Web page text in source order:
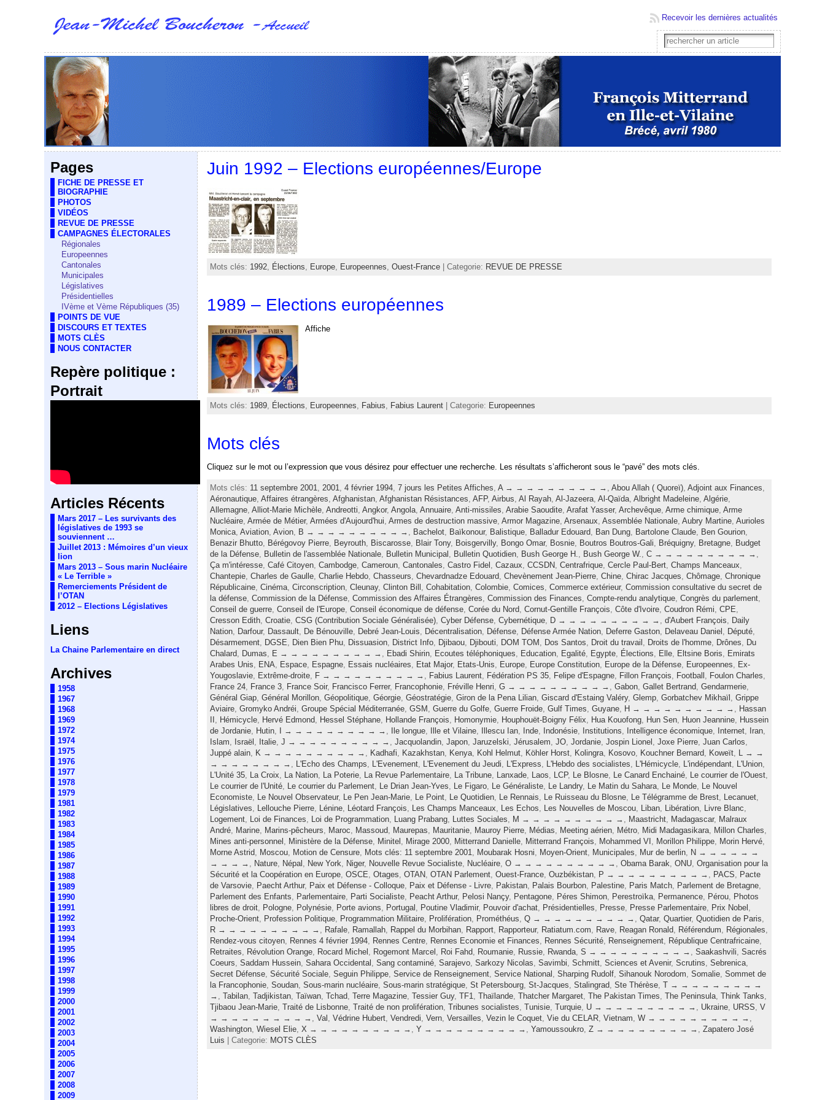
Recevoir les dernières actualités
Pages
FICHE DE PRESSE ET
BIOGRAPHIE
PHOTOS
VIDÉOS
REVUE DE PRESSE
CAMPAGNES ÉLECTORALES
Régionales
Europeennes
Cantonales
Municipales
Législatives
Présidentielles
IVème et Vème Républiques (35)
POINTS DE VUE
DISCOURS ET TEXTES
MOTS CLÈS
NOUS CONTACTER
Repère politique :
Portrait
Articles Récents
Mars 2017 – Les survivants des
législatives de 1993 se
souviennent …
Juillet 2013 : Mémoires d’un vieux
lion
Mars 2013 – Sous marin Nucléaire
« Le Terrible »
Remerciements Président de
l’OTAN
2012 – Elections Législatives
Liens
La Chaine Parlementaire en direct
Archives
1958
1967
1968
1969
1972
1974
1975
1976
1977
1978
1979
1981
1982
1983
1984
1985
1986
1987
1988
1989
1990
1991
1992
1993
1994
1995
1996
1997
1998
1999
2000
2001
2002
2003
2004
2005
2006
2007
2008
2009
Juin 1992 – Elections européennes/Europe
Mots clés: 1992 Élections Europe Europeennes Ouest-France | Categorie: REVUE DE PRESSE
1989 – Elections européennes
Affiche
Mots clés: 1989 Élections Europeennes Fabius Fabius Laurent | Categorie: Europeennes
Mots clés
Cliquez sur le mot ou l’expression que vous désirez pour effectuer une recherche. Les résultats s’afficheront sous le “pavé” des mots clés.
Mots clés: 11 septembre 2001, 2001, 4 février 1994, 7 jours les Petites Affiches, A → → → → → → → → → → , Abou Allah ( Quoreï), Adjoint aux Finances,
Aéronautique, Affaires étrangères, Afghanistan, Afghanistan Résistances, AFP, Airbus, Al Rayah, Al-Jazeera, Al-Qaïda, Albright Madeleine, Algérie,
Allemagne, Alliot-Marie Michèle, Andreotti, Angkor, Angola, Annuaire, Anti-missiles, Arabie Saoudite, Arafat Yasser, Archevêque, Arme chimique, Arme
Nucléaire, Armée de Métier, Armées d'Aujourd'hui, Armes de destruction massive, Armor Magazine, Arsenaux, Assemblée Nationale, Aubry Martine, Aurioles
Monica, Aviation, Avion, B → → → → → → → → → → , Bachelot, Baïkonour, Balistique, Balladur Edouard, Ban Dung, Bartolone Claude, Ben Gourion,
Benazir Bhutto, Bérégovoy Pierre, Beyrouth, Biscarosse, Blair Tony, Boisgervilly, Bongo Omar, Bosnie, Boutros Boutros-Gali, Bréquigny, Bretagne, Budget
de la Défense, Bulletin de l'assemblée Nationale, Bulletin Municipal , Bulletin Quotidien, Bush George H., Bush George W., C → → → → → → → → → → ,
Ça m'intéresse, Café Citoyen, Cambodge, Cameroun, Cantonales, Castro Fidel , Cazaux, CCSDN, Centrafrique, Cercle Paul-Bert, Champs Manceaux,
Chantepie, Charles de Gaulle, Charlie Hebdo, Chasseurs, Chevardnadze Edouard, Chevènement Jean-Pierre, Chine, Chirac Jacques, Chômage, Chronique
Républicaine, Cinéma, Circonscription, Cleunay, Clinton Bill , Cohabitation, Colombie, Comices, Commerce extérieur, Commission consultative du secret de
la défense, Commission de la Défense, Commission des Affaires Étrangères, Commission des Finances, Compte-rendu analytique, Congrès du parlement,
Conseil de guerre, Conseil de l'Europe, Conseil économique de défense, Corée du Nord, Cornut-Gentille François, Côte d'Ivoire, Coudron Rémi, CPE,
Cresson Edith, Croatie, CSG (Contribution Sociale Généralisée), Cyber Défense, Cybernétique, D → → → → → → → → → → , d'Aubert François, Daily
Nation, Darfour, Dassault, De Bénouville, Debré Jean-Louis, Décentralisation, Défense, Défense Armée Nation, Deferre Gaston, Delaveau Daniel , Député,
Désarmement, DGSE, Dien Bien Phu, Dissuasion, District Info, Djibaou, Djibouti, DOM TOM , Dos Santos, Droit du travail , Droits de l'homme, Drônes, Du
Chalard, Dumas, E → → → → → → → → → → , Ebadi Shirin, Ecoutes téléphoniques, Education, Egalité, Egypte, Élections, Elle, Eltsine Boris, Emirats
Arabes Unis, ENA, Espace, Espagne, Essais nucléaires, Etat Major, Etats-Unis, Europe, Europe Constitution, Europe de la Défense, Europeennes, Ex-
Yougoslavie, Extrême-droite, F → → → → → → → → → → , Fabius Laurent, Fédération PS 35, Felipe d'Espagne, Fillon François, Football , Foulon Charles,
France 24, France 3, France Soir, Francisco Ferrer, Francophonie, Fréville Henri, G → → → → → → → → → → , Gabon, Gallet Bertrand, Gendarmerie,
Général Giap, Général Morillon, Géopolitique, Géorgie, Géostratégie, Giron de la Pena Lilian, Giscard d'Estaing Valéry, Glemp, Gorbatchev Mikhaïl , Grippe
Aviaire, Gromyko Andréi, Groupe Spécial Méditerranée, GSM , Guerre du Golfe, Guerre Froide, Gulf Times, Guyane, H → → → → → → → → → → , Hassan
, Hémicycle, Hervé Edmond, Hessel Stéphane, Hollande François, Homonymie, Houphouët-Boigny Félix, Hua Kouofong, Hun Sen, Huon Jeannine, Hussein
de Jordanie, Hutin, I → → → → → → → → → → , Ile longue, Ille et Vilaine, Illescu Ian, Inde, Indonésie, Institutions, Intelligence économique, Internet, Iran,
Islam, Israël , Italie, J → → → → → → → → → → , Jacquolandin, Japon, Jaruzelski, Jérusalem, JO, Jordanie, Jospin Lionel , Joxe Pierre, Juan Carlos,
Juppé alain, K → → → → → → → → → → , Kadhafi, Kazakhstan, Kenya, Kohl Helmut, Köhler Horst, Kolingra, Kosovo, Kouchner Bernard, Koweït, L → →
→ → → → → → → → , L'Echo des Champs, L'Evenement, L'Evenement du Jeudi, L'Express, L'Hebdo des socialistes, L'Hémicycle, L'indépendant, L'Union,
L'Unité 35, La Croix, La Nation, La Poterie, La Revue Parlementaire, La Tribune, Lanxade, Laos, LCP, Le Blosne, Le Canard Enchainé, Le courrier de l'Ouest,
Le courrier de l'Unité, Le courrier du Parlement, Le Drian Jean-Yves, Le Figaro, Le Généraliste, Le Landry, Le Matin du Sahara, Le Monde, Le Nouvel
Economiste, Le Nouvel Observateur, Le Pen Jean-Marie, Le Point, Le Quotidien, Le Rennais, Le Ruisseau du Blosne, Le Télégramme de Brest, Lecanuet,
Législatives, Lellouche Pierre, Lénine, Léotard François, Les Champs Manceaux, Les Echos, Les Nouvelles de Moscou, Liban, Libération, Livre Blanc,
Logement, Loi de Finances, Loi de Programmation, Luang Prabang, Luttes Sociales, M → → → → → → → → → → , Maastricht, Madagascar, Malraux
André, Marine, Marins-pêcheurs, Maroc, Massoud, Maurepas, Mauritanie, Mauroy Pierre, Médias, Meeting aérien, Métro, Midi Madagasikara, Millon Charles,
Mines anti-personnel , Ministère de la Défense, Minitel , Mirage 2000, Mitterrand Danielle, Mitterrand François, Mohammed VI , Morillon Philippe, Morin Hervé,
Morne Astrid, Moscou, Motion de Censure, Mots clés: 11 septembre 2001, Moubarak Hosni, Moyen-Orient, Municipales, Mur de berlin, N → → → → → →
→ → → → , Nature, Népal , New York, Niger, Nouvelle Revue Socialiste, Nucléaire, O → → → → → → → → → → , Obama Barak, ONU, Organisation pour la
Sécurité et la Coopération en Europe, OSCE, Otages, OTAN, OTAN Parlement, Ouest-France, Ouzbékistan, P → → → → → → → → → → , PACS, Pacte
de Varsovie, Paecht Arthur, Paix et Défense - Colloque, Paix et Défense - Livre, Pakistan, Palais Bourbon, Palestine, Paris Match, Parlement de Bretagne,
Parlement des Enfants, Parlementaire, Parti Socialiste, Peacht Arthur, Pelosi Nançy, Pentagone, Péres Shimon, Perestroïka, Permanence, Pérou, Photos
libres de droit, Pologne, Polynésie, Porte avions, Portugal , Poutine Vladimir, Pouvoir d'achat, Présidentielles, Presse, Presse Parlementaire, Prix Nobel ,
Proche-Orient, Profession Politique, Programmation Militaire, Prolifération, Prométhéus, Q → → → → → → → → → → , Qatar, Quartier, Quotidien de Paris,
R → → → → → → → → → → , Rafale, Ramallah, Rappel du Morbihan, Rapport, Rapporteur, Ratiatum.com, Rave, Reagan Ronald, Référendum, Régionales,
Rendez-vous citoyen, Rennes 4 février 1994, Rennes Centre, Rennes Economie et Finances, Rennes Sécurité, Renseignement, République Centrafricaine,
Retraites, Révolution Orange, Rocard Michel , Rogemont Marcel , Roi Fahd, Roumanie, Russie, Rwanda, S → → → → → → → → → → , Saakashvili, Sacrés
Coeurs, Saddam Hussein, Sahara Occidental , Sang contaminé, Sarajevo, Sarkozy Nicolas, Savimbi, Schmitt, Sciences et Avenir, Scrutins, Sebrenica,
Secret Défense, Sécurité Sociale, Seguin Philippe, Service de Renseignement, Service National , Sharping Rudolf, Sihanouk Norodom, Somalie, Sommet de
la Francophonie, Soudan, Sous-marin nucléaire, Sous-marin stratégique, St Petersbourg, St-Jacques, Stalingrad, Ste Thérèse, T → → → → → → → → →
→ , Tabilan, Tadjikistan, Taïwan, Tchad, Terre Magazine, Tessier Guy, TF1, Thaïlande, Thatcher Margaret, The Pakistan Times, The Peninsula, Think Tanks,
Tjibaou Jean-Marie, Traité de Lisbonne, Traité de non prolifération, Tribunes socialistes, Tunisie, Turquie, U → → → → → → → → → → , Ukraine, URSS, V
→ → → → → → → → → → , Val , Védrine Hubert, Vendredi, Vern, Versailles, Vezin le Coquet, Vie du CELAR, Vietnam, W → → → → → → → → → → ,
Washington, Wiesel Elie, X → → → → → → → → → → , Y → → → → → → → → → → , Yamoussoukro, Z → → → → → → → → → → , Zapatero José
Luis | Categorie: MOTS CLÈS